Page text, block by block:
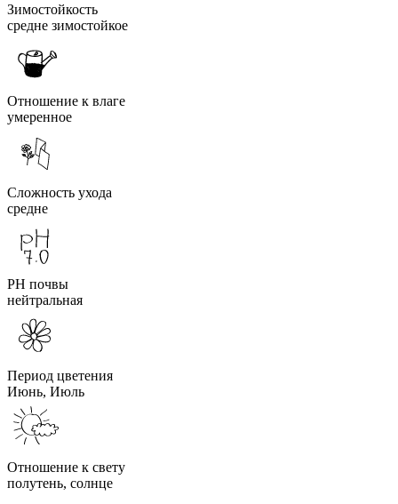
Зимостойкость
средне зимостойкое
Отношение к влаге
умеренное
Сложность ухода
средне
PH почвы
нейтральная
Период цветения
Июнь, Июль
Отношение к свету
полутень, солнце